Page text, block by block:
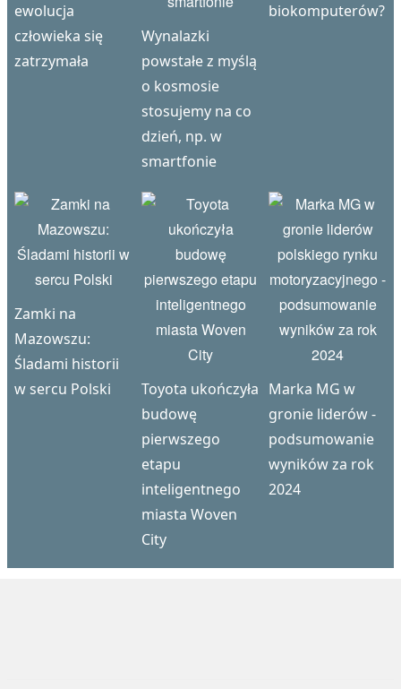
ewolucja
człowieka się
zatrzymała
Wynalazki
powstałe z myślą
o kosmosie
stosujemy na co
dzień, np. w
smartfonie
biokomputerów?
Zamki na
Mazowszu:
Śladami historii
w sercu Polski
Toyota ukończyła
budowę
pierwszego
etapu
inteligentnego
miasta Woven
City
Marka MG w
gronie liderów -
podsumowanie
wyników za rok
2024